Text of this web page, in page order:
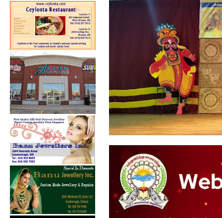
ஓய்வூதியத்தை எதிர்பார்த்த
கல்குடா கல்வி வலயத்தின்
ஏற்பாட்டில...